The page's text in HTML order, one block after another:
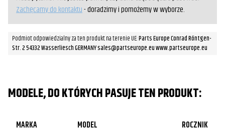
Zachęcamy do kontaktu- doradzimy i pomożemy w wyborze.
Podmiot odpowiedzialny za ten produkt na terenie UE:Parts Europe Conrad Röntgen-
Str. 2 54332 Wasserliesch GERMANY sales@partseurope.eu www.partseurope.eu
MODELE, DO KTÓRYCH PASUJE TEN PRODUKT:
MARKA MODEL
ROCZNIK